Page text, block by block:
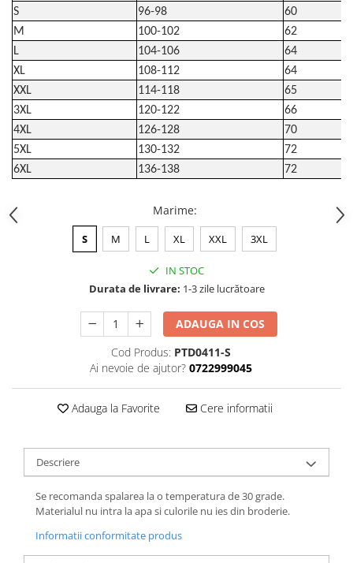
S
96-98
60
M
100-102
62
L
104-106
64
XL
108-112
64
XXL
114-118
65
3XL
120-122
66
4XL
126-128
70
5XL
130-132
72
6XL
136-138 72
Marime:
S M L XL XXL 3XL
IN STOC
Durata de livrare: 1-3 zile lucrătoare
ADAUGA IN COS
Cod Produs: PTD0411-S
Ai nevoie de ajutor? 0722999045
Adauga la Favorite Cere informatii
Descriere
Se recomanda spalarea la o temperatura de 30 grade.
Materialul nu intra la apa si culorile nu ies din broderie.
Informatii conformitate produs